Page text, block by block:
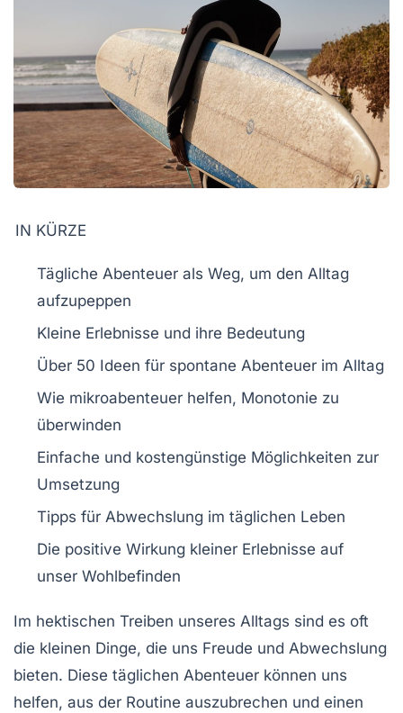
IN KÜRZE
Tägliche Abenteuer als Weg, um den Alltag
aufzupeppen
Kleine Erlebnisse und ihre Bedeutung
Über 50 Ideen für spontane Abenteuer im Alltag
Wie mikroabenteuer helfen, Monotonie zu
überwinden
Einfache und kostengünstige Möglichkeiten zur
Umsetzung
Tipps für Abwechslung im täglichen Leben
Die positive Wirkung kleiner Erlebnisse auf
unser Wohlbefinden
Im hektischen Treiben unseres Alltags sind es oft
die kleinen Dinge, die uns Freude und Abwechslung
bieten. Diese täglichen Abenteuer können uns
helfen, aus der Routine auszubrechen und einen